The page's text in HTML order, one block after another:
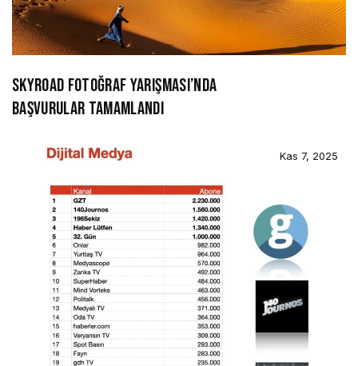
SKYROAD FOTOĞRAF YARIŞMASI’NDA
BAŞVURULAR TAMAMLANDI
Kas 7, 2025